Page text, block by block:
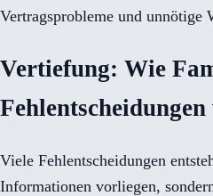
Vertragsprobleme und unnötige
Vertiefung: Wie
Viele Fehlentscheidungen
Informationen vorliegen,